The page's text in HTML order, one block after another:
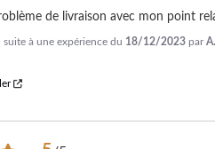
de livraison avec mon point
, suite à une expérience du 18/12/2023 par